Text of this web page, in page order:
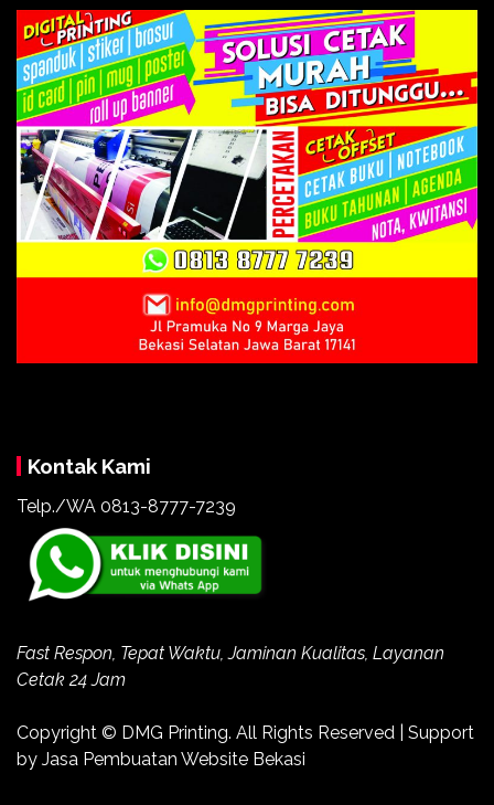
Kontak Kami
Telp./WA 0813-8777-7239
Fast Respon, Tepat Waktu, Jaminan Kualitas, Layanan
Cetak 24 Jam
Copyright © DMG Printing. All Rights Reserved | Support
by Jasa Pembuatan Website Bekasi